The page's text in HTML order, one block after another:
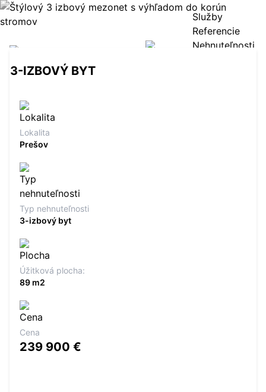
Služby
Referencie
Nehnuteľnosti
3-IZBOVÝ BYT
Lokalita
Prešov
Typ nehnuteľnosti
3-izbový byt
Úžitková plocha:
89 m2
Cena
239 900 €